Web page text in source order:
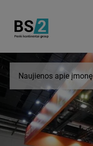
Naujienos apie įmonę